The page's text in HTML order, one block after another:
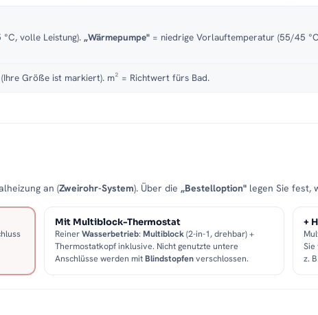
volle Leistung). „Wärmepumpe" = niedrige Vorlauftemperatur (55/45
Größe ist markiert). m² = Richtwert fürs Bad.
an (Zweirohr-System). Über die „Bestelloption" legen Sie fest,
Mit Multiblock-Thermostat
ReinerWasserbetrieb:Multiblock(2-in-1, drehbar) +
Thermostatkopf inklusive. Nicht genutzte untere
Anschlüsse werden mitBlindstopfenverschlossen.
+
z.